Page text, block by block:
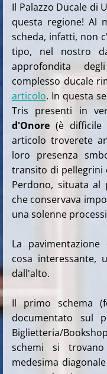
Il Palazzo Ducale di
questa regione! Al
scheda, infatti, non
tipo, nel nostro
approfondita
complesso ducale
articolo. In questa
Tris presenti in
d'Onore (è difficile
articolo troverete
loro presenza
transito di pellegrini
Perdono, situata al
che conservava
una solenne
La
cosa interessante,
dall'alto.
Il primo schema
documentato sul
Biglietteria/
schemi si
medesima